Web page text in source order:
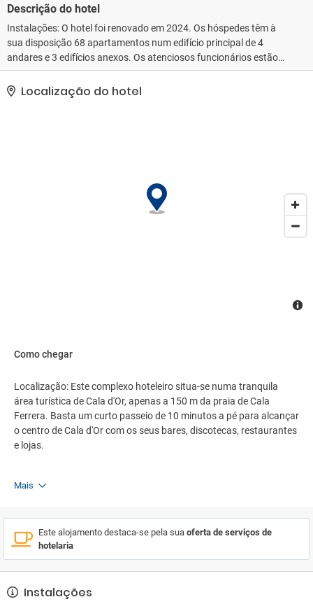
Descrição do hotel
Instalações: O hotel foi renovado em 2024. Os hóspedes têm à
sua disposição 68 apartamentos num edifício principal de 4
andares e 3 edifícios anexos. Os atenciosos funcionários estão
sempre a postos na receção para ajudar no que for necessário. A
oferta inclui diversos serviços e instalações, tais como um cofre,
serviço de câmbio, aluguer de automóveis, um serviço de transfer
pagamento), é possível explorar as redondezas também em duas
Localização do hotel
Como chegar
Localização: Este complexo hoteleiro situa-se numa tranquila
área turística de Cala d'Or, apenas a 150 m da praia de Cala
Ferrera. Basta um curto passeio de 10 minutos a pé para alcançar
o centro de Cala d'Or com os seus bares, discotecas, restaurantes
e lojas.
Mais
Este alojamento destaca-se pela sua oferta de serviços de
hotelaria
Instalações